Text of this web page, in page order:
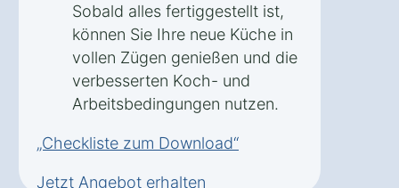
Sobald alles fertiggestellt ist,
können Sie Ihre neue Küche in
vollen Zügen genießen und die
verbesserten Koch- und
Arbeitsbedingungen nutzen.
„Checkliste zum Download“
Jetzt Angebot erhalten